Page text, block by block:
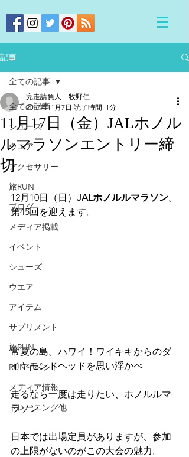
記事
全ての記事
シューズ
ウエア
アクセサリー
旅RUN
ブログ
メディア掲載
イベント
シューズ
ウエア
アイテム
サプリメント
旅RUN
RUNイベント
メディア情報
トレーニング他
全ての記事
11月17日（金）JALホノル
ルマラソンエントリー締
切
完走請負人 牧野仁
2017年11月7日 読了時間: 1分
12月10日（日） JALホノルルマラソン。
第45回を迎えます。
常夏の島。ハワイ！ワイキキからのダ
イヤモンドヘッドを思い浮かべ
走るなら一度は走りたい、ホノルルマ
ラソン
日本では出場定員がありますが、参加
の上限がないのがこの大会の魅力。